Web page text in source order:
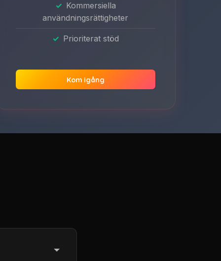
Kommersiella
användningsrättigheter
Prioriterat stöd
Kom igång